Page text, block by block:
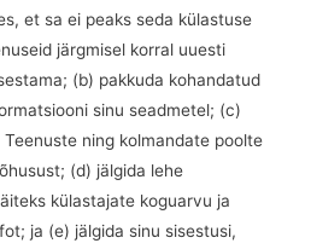
et sa ei peaks seda külastuse
järgmisel korral uuesti
(b) pakkuda kohandatud
sinu seadmetel; (c)
Teenuste ning kolmandate poolte
(d) jälgida lehe
külastajate koguarvu ja
ja (e) jälgida sinu sisestusi,